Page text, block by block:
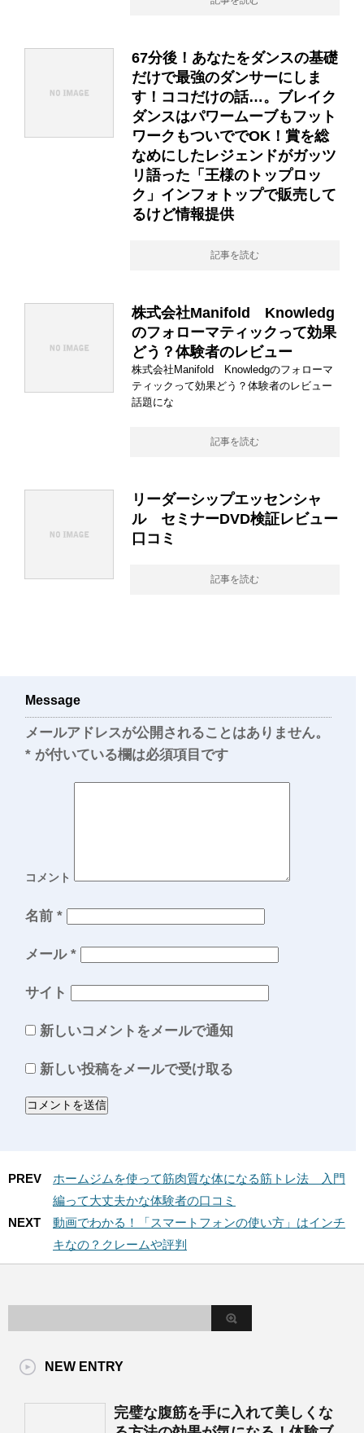
67分後！あなたをダンスの基礎
だけで最強のダンサーにしま
す！ココだけの話…。ブレイク
ダンスはパワームーブもフット
ワークもついででOK！賞を総
なめにしたレジェンドがガッツ
リ語った「王様のトップロッ
ク」インフォトップで販売して
るけど情報提供
記事を読む
株式会社Manifold Knowledg
のフォローマティックって効果
どう？体験者のレビュー
株式会社Manifold Knowledgのフォローマ
ティックって効果どう？体験者のレビュー
話題にな
記事を読む
リーダーシップエッセンシャ
ル セミナーDVD検証レビュー
口コミ
記事を読む
Message
メールアドレスが公開されることはありません。
* が付いている欄は必須項目です
コメント
名前 *
メール *
サイト
新しいコメントをメールで通知
新しい投稿をメールで受け取る
PREV
ホームジムを使って筋肉質な体になる筋トレ法 入門
編って大丈夫かな体験者の口コミ
NEXT
動画でわかる！「スマートフォンの使い方」はインチ
キなの？クレームや評判
NEW ENTRY
完璧な腹筋を手に入れて美しくな